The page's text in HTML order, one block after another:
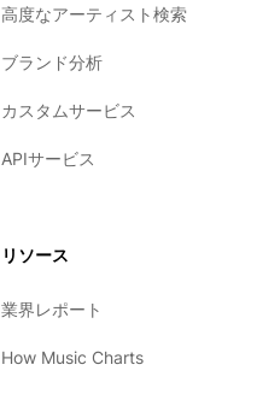
高度なアーティスト検索
ブランド分析
カスタムサービス
APIサービス
リソース
業界レポート
How Music Charts